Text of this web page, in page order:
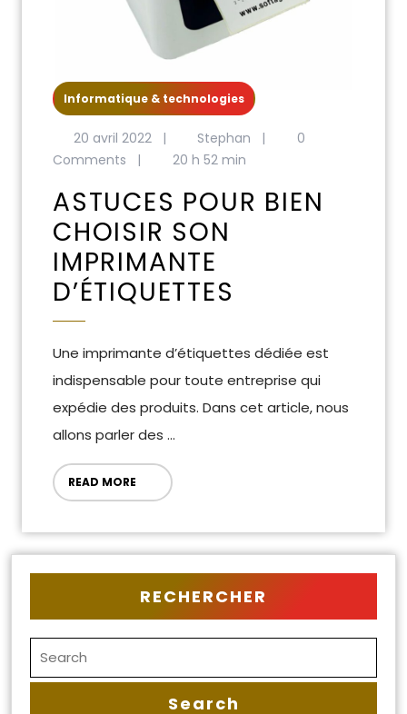
Informatique & technologies
20 avril 2022 | Stephan |
0
Comments
| 20 h 52 min
ASTUCES POUR BIEN
CHOISIR SON
IMPRIMANTE
D’ÉTIQUETTES
Une imprimante d’étiquettes dédiée est
indispensable pour toute entreprise qui
expédie des produits. Dans cet article, nous
allons parler des ...
READ MORE
RECHERCHER